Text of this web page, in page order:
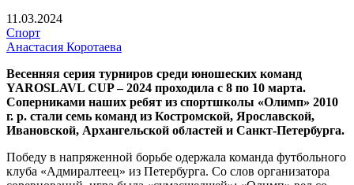
11.03.2024
Спорт
Анастасия Коротаева
Весенняя серия турниров среди юношеских команд
YAROSLAVL CUP – 2024 проходила с 8 по 10 марта.
Соперниками наших ребят из спортшколы «Олимп» 2010
г. р. стали семь команд из Костромской, Ярославской,
Ивановской, Архангельской областей и Санкт-Петербурга.
Победу в напряженной борьбе одержала команда футбольного
клуба «Адмиралтеец» из Петербурга. Со слов организатора